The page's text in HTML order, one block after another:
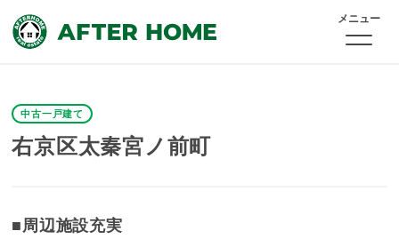
メニュー
中古一戸建て
右京区太秦宮ノ前町
■周辺施設充実